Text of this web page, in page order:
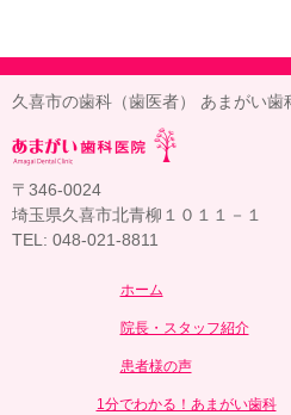
久喜市の歯科（歯医者） あまがい歯
〒346-0024
埼玉県久喜市北青柳１０１１－１
TEL: 048-021-8811
ホーム
院長・スタッフ紹介
患者様の声
1分でわかる！あまがい歯科